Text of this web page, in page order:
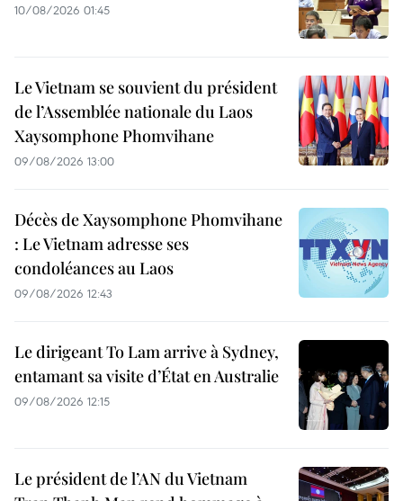
10/08/2026 01:45
Le Vietnam se souvient du président
de l’Assemblée nationale du Laos
Xaysomphone Phomvihane
09/08/2026 13:00
Décès de Xaysomphone Phomvihane
: Le Vietnam adresse ses
condoléances au Laos
09/08/2026 12:43
Le dirigeant To Lam arrive à Sydney,
entamant sa visite d’État en Australie
09/08/2026 12:15
Le président de l’AN du Vietnam